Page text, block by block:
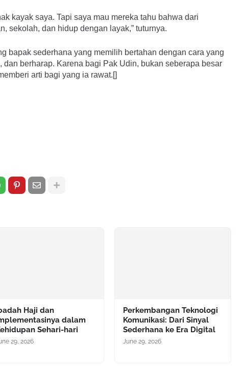
kayak saya. Tapi saya mau mereka tahu bahwa dari
sekolah, dan hidup dengan layak,” tuturnya.
bapak sederhana yang memilih bertahan dengan cara yang
berharap. Karena bagi Pak Udin, bukan seberapa besar
arti bagi yang ia rawat.[]
Haji dan
dalam
Sehari-hari
29, 2026
Perkembangan Teknologi
Komunikasi: Dari Sinyal
Sederhana ke Era Digital
June 29, 2026